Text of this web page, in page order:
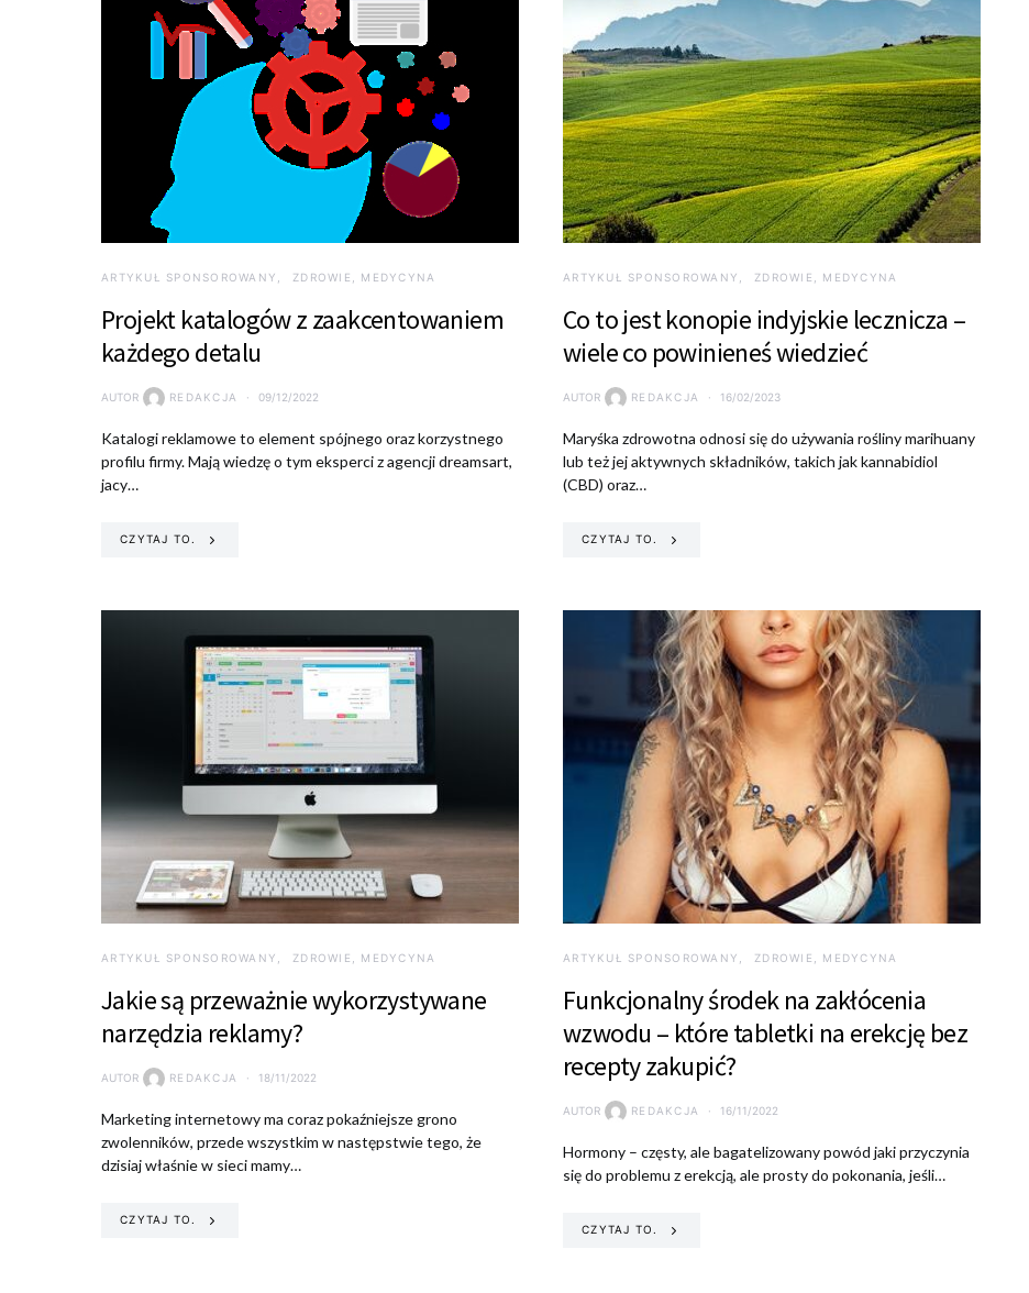
ARTYKUŁ SPONSOROWANY ZDROWIE, MEDYCYNA
Projekt katalogów z zaakcentowaniem
każdego detalu
AUTOR REDAKCJA 09/12/2022
Katalogi reklamowe to element spójnego oraz korzystnego
profilu firmy. Mają wiedzę o tym eksperci z agencji dreamsart,
jacy…
CZYTAJ TO.
ARTYKUŁ SPONSOROWANY ZDROWIE, MEDYCYNA
Co to jest konopie indyjskie lecznicza –
wiele co powinieneś wiedzieć
AUTOR REDAKCJA 16/02/2023
Maryśka zdrowotna odnosi się do używania rośliny marihuany
lub też jej aktywnych składników, takich jak kannabidiol
(CBD) oraz…
CZYTAJ TO.
ARTYKUŁ SPONSOROWANY ZDROWIE, MEDYCYNA
Jakie są przeważnie wykorzystywane
narzędzia reklamy?
AUTOR REDAKCJA 18/11/2022
Marketing internetowy ma coraz pokaźniejsze grono
zwolenników, przede wszystkim w następstwie tego, że
dzisiaj właśnie w sieci mamy…
CZYTAJ TO.
ARTYKUŁ SPONSOROWANY ZDROWIE, MEDYCYNA
Funkcjonalny środek na zakłócenia
wzwodu – które tabletki na erekcję bez
recepty zakupić?
AUTOR REDAKCJA 16/11/2022
Hormony – częsty, ale bagatelizowany powód jaki przyczynia
się do problemu z erekcją, ale prosty do pokonania, jeśli…
CZYTAJ TO.